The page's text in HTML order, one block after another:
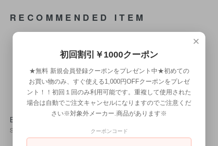
RECOMMENDED ITEM
【NEW】 THE FAD
E (本)
SOLD OUT
pompadour& THE D
UCKTAIL / PHOTO
BOOK
6,050円(税込)
×
初回割引￥1000クーポン
★無料 新規会員登録クーポンをプレゼント中★初めての
お買い物のみ、すぐ使える1,000円OFFクーポンをプレゼ
ント！！初回１回のみ利用可能です。重複して使用された
場合は自動でご注文キャンセルになりますのでご注意くだ
さい※対象外メーカー.商品があります※
クーポンコード